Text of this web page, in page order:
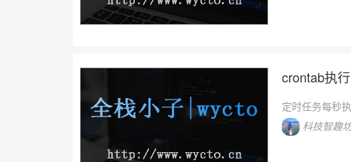
crontab执
定时任务每秒
科技智趣